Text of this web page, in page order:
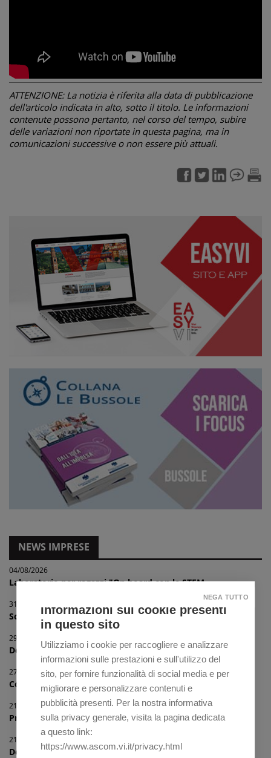
ATTENZIONE: La notizia è riferita alla data di pubblicazione
dell'articolo indicata in alto, sotto il titolo. Le informazioni
contenute possono pertanto, nel corso del tempo, subire
delle variazioni non riportate in questa pagina, ma in
comunicazioni successive o non essere più attuali.
NEWS IMPRESE
04/08/2026
Laboratorio per ragazzi "On board con le STEM...
31/07/2026
Scopri i nuovi corsi finanziati con i Voucher...
29/07/2026
Delegazione Comunale di Vicenza - "Progetto R...
27/07/2026
Convenzione biglietti e abbonamenti Hockey Cl...
21/07/2026
Progetto turismo sociale e inclusivo nel Vene...
21/07/2026
Delegazione Comunale di Lonigo - Cena convivi...
Informazioni sui cookie presenti
in questo sito
Utilizziamo i cookie per raccogliere e analizzare
informazioni sulle prestazioni e sull'utilizzo del
sito, per fornire funzionalità di social media e per
migliorare e personalizzare contenuti e
pubblicità presenti. Per la nostra informativa
sulla privacy generale, visita la pagina dedicata
a questo link:
https://www.ascom.vi.it/privacy.html
NEGA TUTTO